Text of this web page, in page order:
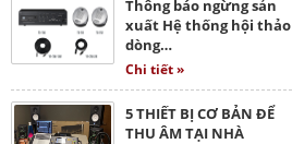
Thông báo ngừng sản
xuất Hệ thống hội thảo
dòng…
Chi tiết »
5 THIẾT BỊ CƠ BẢN ĐỂ
THU ÂM TẠI NHÀ